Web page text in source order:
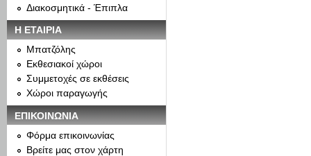
Διακοσμητικά - Έπιπλα
Η ΕΤΑΙΡΙΑ
Μπατζόλης
Εκθεσιακοί χώροι
Συμμετοχές σε εκθέσεις
Χώροι παραγωγής
ΕΠΙΚΟΙΝΩΝΙΑ
Φόρμα επικοινωνίας
Βρείτε μας στον χάρτη